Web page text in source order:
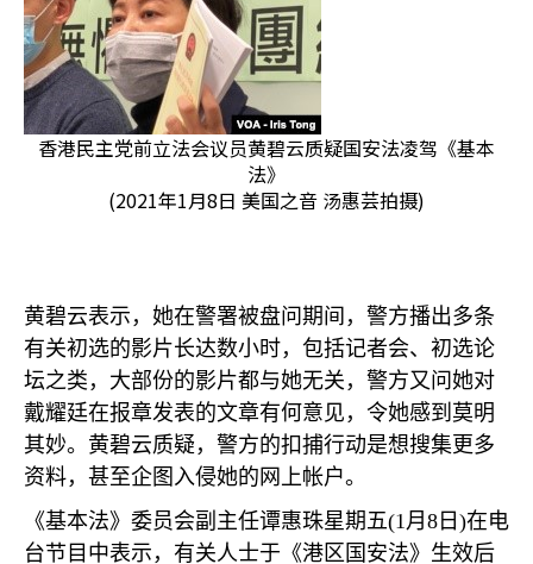
香港民主党前立法会议员黄碧云质疑国安法凌驾《基本
法》
(2021年1月8日 美国之音 汤惠芸拍摄)
黄碧云表示，她在警署被盘问期间，警方播出多条
有关初选的影片长达数小时，包括记者会、初选论
坛之类，大部份的影片都与她无关，警方又问她对
戴耀廷在报章发表的文章有何意见，令她感到莫明
其妙。黄碧云质疑，警方的扣捕行动是想搜集更多
资料，甚至企图入侵她的网上帐户。
《基本法》委员会副主任谭惠珠星期五(1月 8 日 )在电
台节目中表示，有关人士于《港区国安法》生效后